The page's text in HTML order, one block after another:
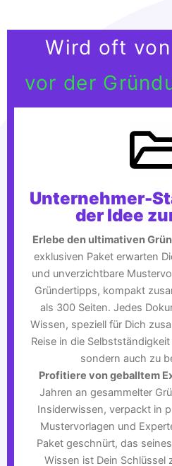
Wird oft
vor der
Unternehmer-
der Idee
Erlebe den ultimativen
exklusiven Paket erwarten
und unverzichtbare
Gründertipps, kompakt
als 300 Seiten. Jedes
Wissen, speziell für Dich
Reise in die
sondern auch zu
Profitiere von geballtem
Jahren an gesammelter
Insiderwissen, verpackt in
Mustervorlagen und
Paket geschnürt, das
Wissen ist Dein Schlüssel